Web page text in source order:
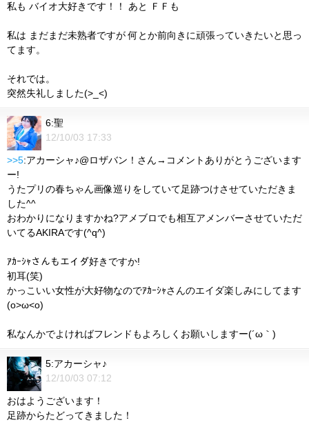
私も バイオ大好きです！！ あと ＦＦも
私は まだまだ未熟者ですが 何とか前向きに頑張っていきたいと思っ
てます。
それでは。
突然失礼しました(>_<)
6:聖
12/10/03 17:33
>>5:アカーシャ♪@ロザバン！さん→コメントありがとうございます
ー!
うたプリの春ちゃん画像巡りをしていて足跡つけさせていただきま
した^^
おわかりになりますかね?アメブロでも相互アメンバーさせていただ
いてるAKIRAです(^q^)
ｱｶｰｼｬさんもエイダ好きですか!
初耳(笑)
かっこいい女性が大好物なのでｱｶｰｼｬさんのエイダ楽しみにしてます
(o>ω<o)
私なんかでよければフレンドもよろしくお願いしますー(´ω｀)
5:アカーシャ♪
12/10/03 07:12
おはようございます！
足跡からたどってきました！